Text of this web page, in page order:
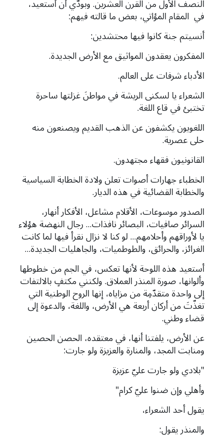
النصف الأول من القرن العشرين. وبودّي أن أستعيد،
في المقام المؤاتي، بعض ما قالته فيهم:
أنسيتم جنة كانوا فيها محتشدين:
المفكرون يعقدون المواثيق مع الأرض الجديدة.
الأدباء شرفات على العالم.
الشعراء يا لسكنى الريشة في مواطنَ غزلتها ساحرة
تختبئ في قاع اللغة.
اللغويون يكشفون عن الذهب القديم ويصنعون منه
حلى عصرية.
القانونيون فقهاء مجتهدون.
الخطباء جهارات أصوات تعلن ولادة الخطابة السياسية
والخطابة القضائية في هذه الديار.
الصدور موسوعات، الأقلام مشاعل، الأفكار أنهار،
السرائر صافيات، البصائر نافذات... رجال النهضة هؤلاء
يا لأوراقهم وأحلامهم... لو كنا لا نزال نقرأ فيها لما كانت
الغرائز، والحرائق، والطوطميات، والجاهليات الجديدة...
أستعيد هذه اللوحة لأنها تعكس، في الجم من خطوطها
وألوانها، صورة المنذر العملاق. ولكنني مكتفٍ بالالتفات
إلى واحدة متقدّمِة من مزاياه، إنها الروح الوطنية التي
تغذّتَ من أركان أربعة هي الأرض، واللغة، والدعوة إلى
قضاء وطني.
عن الأرض، يلفتنا أنها، في معتقده، الحصن الحصين
ومنابت المجد، والمنارة والعزيزة ولو جارت:
"بلادي ولو جارت عليّ عزيزة
وأهلي وإن ضنوا عليّ كرام"
يقول أحد الشعراء،
والمنذر يقول: